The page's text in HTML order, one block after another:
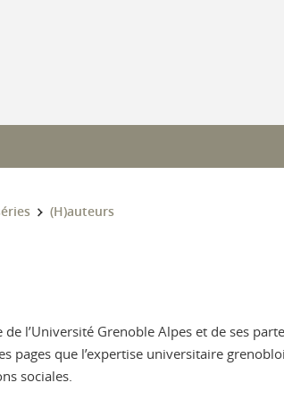
(H)auteurs
de l’Université Grenoble Alpes et de ses
pages que l’expertise universitaire
sociales.